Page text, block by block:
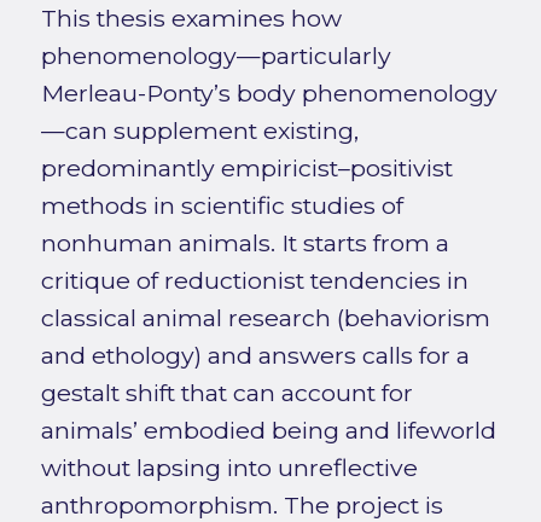
This thesis examines how
phenomenology—particularly
Merleau-Ponty’s body phenomenology
—can supplement existing,
predominantly empiricist–positivist
methods in scientific studies of
nonhuman animals. It starts from a
critique of reductionist tendencies in
classical animal research (behaviorism
and ethology) and answers calls for a
gestalt shift that can account for
animals’ embodied being and lifeworld
without lapsing into unreflective
anthropomorphism. The project is